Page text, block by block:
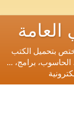
بتحميل الكتب
برامج، ...